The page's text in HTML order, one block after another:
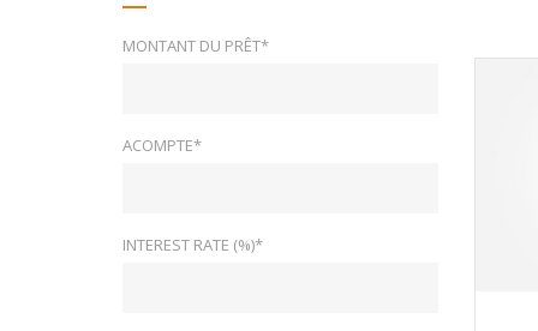
MONTANT DU PRÊT*
ACOMPTE*
INTEREST RATE (%)*